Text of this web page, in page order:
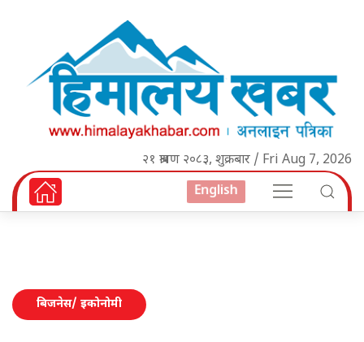
२१ श्रावण २०८३, शुक्रबार / Fri Aug 7, 2026
English
बिजनेस/ इकोनोमी